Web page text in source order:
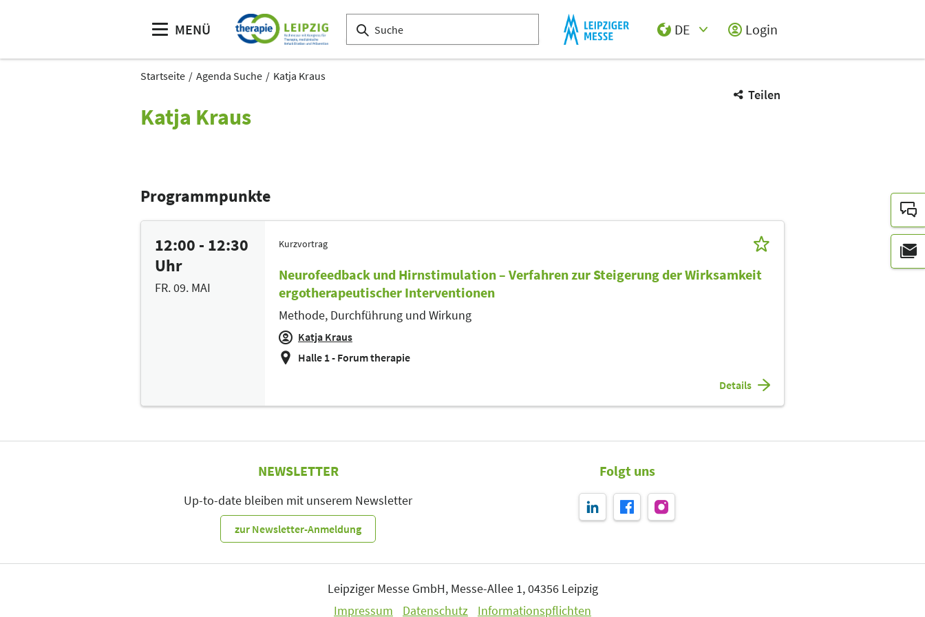
MENÜ
DE
Login
Startseite Agenda Suche Katja Kraus
Teilen
Katja Kraus
Programmpunkte
12:00 - 12:30
Uhr
FR. 09. MAI
Kurzvortrag
Neurofeedback und Hirnstimulation – Verfahren zur Steigerung der Wirksamkeit
ergotherapeutischer Interventionen
Methode, Durchführung und Wirkung
Katja Kraus
Halle 1 - Forum therapie
Details
NEWSLETTER
Up-to-date bleiben mit unserem Newsletter
zur Newsletter-Anmeldung
Folgt uns
Leipziger Messe GmbH, Messe-Allee 1, 04356 Leipzig
Impressum
Datenschutz Informationspflichten